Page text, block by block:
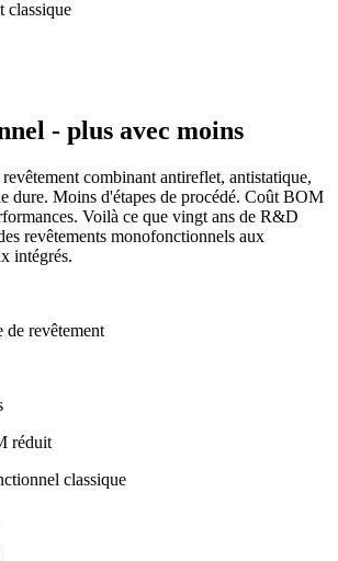
classique
- plus avec moins
combinant antireflet, antistatique,
dure. Moins d'étapes de procédé. Coût BOM
Voilà ce que vingt ans de R&D
revêtements monofonctionnels aux
intégrés.
de revêtement
réduit
classique